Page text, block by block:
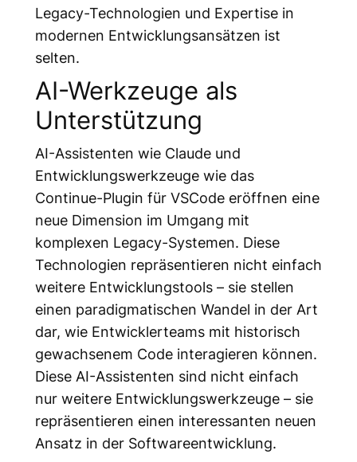
Legacy-Technologien und Expertise in
modernen Entwicklungsansätzen ist
selten.
AI-Werkzeuge als
Unterstützung
AI-Assistenten wie Claude und
Entwicklungswerkzeuge wie das
Continue-Plugin für VSCode eröffnen eine
neue Dimension im Umgang mit
komplexen Legacy-Systemen. Diese
Technologien repräsentieren nicht einfach
weitere Entwicklungstools – sie stellen
einen paradigmatischen Wandel in der Art
dar, wie Entwicklerteams mit historisch
gewachsenem Code interagieren können.
Diese AI-Assistenten sind nicht einfach
nur weitere Entwicklungswerkzeuge – sie
repräsentieren einen interessanten neuen
Ansatz in der Softwareentwicklung.